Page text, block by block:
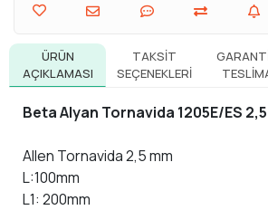
ÜRÜN
AÇIKLAMASI
TAKSIT
SEÇENEKLERI
Beta Alyan Tornavida 1205E/ES 2,5
Allen Tornavida 2,5 mm
L:100mm
L1: 200mm